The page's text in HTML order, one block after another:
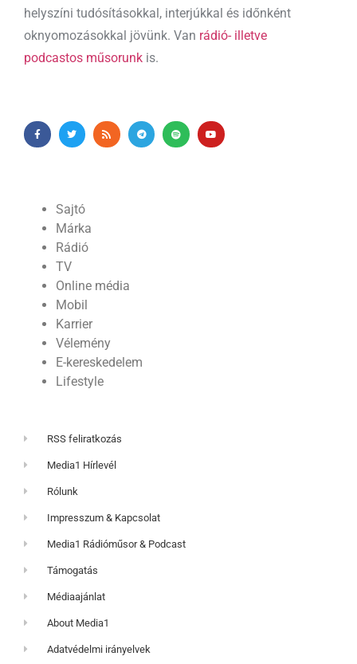
helyszíni tudósításokkal, interjúkkal és időnként
oknyomozásokkal jövünk. Van rádió- illetve
podcastos műsorunk is.
Sajtó
Márka
Rádió
TV
Online média
Mobil
Karrier
Vélemény
E-kereskedelem
Lifestyle
RSS feliratkozás
Media1 Hírlevél
Rólunk
Impresszum & Kapcsolat
Media1 Rádióműsor & Podcast
Támogatás
Médiaajánlat
About Media1
Adatvédelmi irányelvek